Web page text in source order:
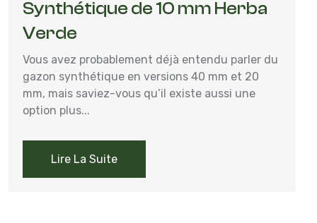
Synthétique de 10 mm Herba
Verde
Vous avez probablement déjà entendu parler du
gazon synthétique en versions 40 mm et 20
mm, mais saviez-vous qu’il existe aussi une
option plus...
Lire La Suite